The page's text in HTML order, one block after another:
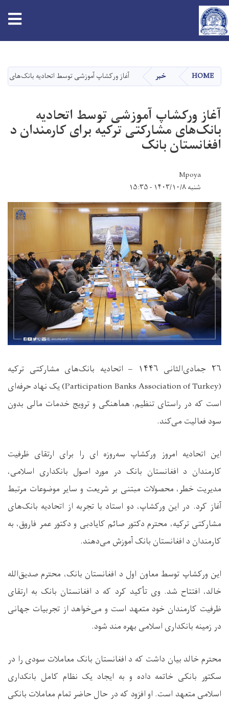
main
content
HOME خبر آغاز ورکشاپ آموزشی توسط اتحادیه بانک‌های
آغاز ورکشاپ آموزشی توسط اتحادیه
بانک‌های مشارکتی ترکیه برای کارمندان د
افغانستان بانک
Mpoya
شنبه ۱۴۰۳/۱۰/۸ - ۱۵:۳۵
۲۶ جمادی‌الثانی ۱۴۴۶ – اتحادیه بانک‌های مشارکتی ترکیه
(
Participation Banks Association of Turkey) یک نهاد حرفه‌ای
است که در راستای تنظیم، هماهنگی و ترویج خدمات مالی بدون
سود فعالیت می‌کند.
این اتحادیه امروز ورکشاپ سه‌روزه‌ ای را برای ارتقای ظرفیت
کارمندان د افغانستان بانک در مورد اصول بانکداری اسلامی،
مدیریت خطر، محصولات مبتنی بر شریعت و سایر موضوعات مرتبط
آغاز کرد. در این ورکشاپ، دو استاد با تجربه از اتحادیه بانک‌های
مشارکتی ترکیه، محترم دکتور صائم کایادبی و دکتور عمر فاروق، به
کارمندان د افغانستان بانک آموزش می‌دهند.
این ورکشاپ توسط معاون اول د افغانستان بانک، محترم صدیق‌الله
خالد، افتتاح شد. وی تأکید کرد که د افغانستان بانک به ارتقای
ظرفیت کارمندان خود متعهد است و می‌خواهد از تجربیات جهانی
در زمینه بانکداری اسلامی بهره ‌مند شود.
محترم خالد بیان داشت که د افغانستان بانک معاملات سودی را در
سکتور بانکی خاتمه داده و به ایجاد یک نظام کامل بانکداری
اسلامی متعهد است. او افزود که در حال حاضر تمام معاملات بانکی